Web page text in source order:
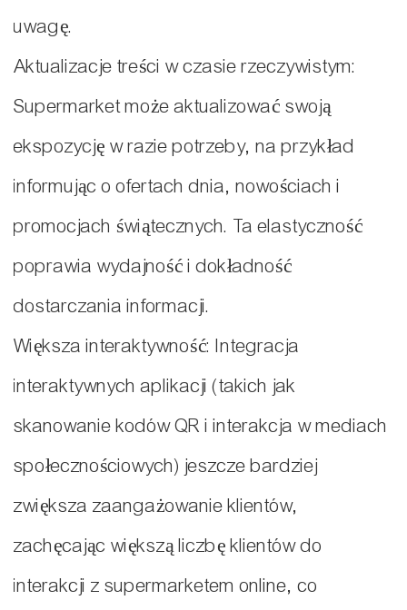
uwagę.
Aktualizacje treści w czasie rzeczywistym:
Supermarket może aktualizować swoją
ekspozycję w razie potrzeby, na przykład
informując o ofertach dnia, nowościach i
promocjach świątecznych. Ta elastyczność
poprawia wydajność i dokładność
dostarczania informacji.
Większa interaktywność: Integracja
interaktywnych aplikacji (takich jak
skanowanie kodów QR i interakcja w mediach
społecznościowych) jeszcze bardziej
zwiększa zaangażowanie klientów,
zachęcając większą liczbę klientów do
interakcji z supermarketem online, co